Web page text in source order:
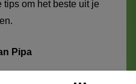
tips om het beste uit je
Pipa